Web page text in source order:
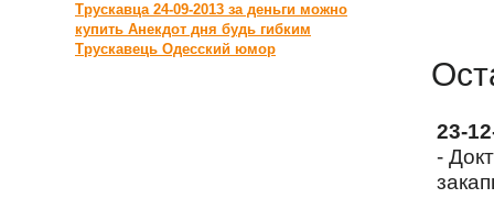
Трускавца 24-09-2013 за деньги можно
купить Анекдот дня будь гибким
Трускавець Одесский юмор
23-
-